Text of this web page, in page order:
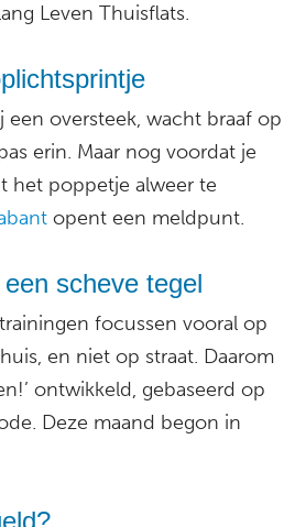
Leven Thuisflats.
een oversteek, wacht braaf op
erin. Maar nog voordat je
het poppetje alweer te
opent een meldpunt.
scheve tegel
focussen vooral op
en niet op straat. Daarom
ontwikkeld, gebaseerd op
Deze maand begon in